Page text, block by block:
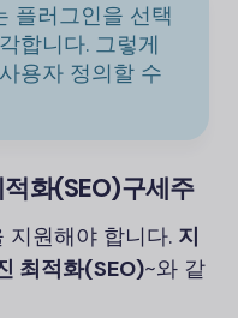
플러그인을 선택
합니다. 그렇게
용자 정의할 수
화(SEO)구세주
지원해야 합니다. 지
최적화(SEO)~와 같